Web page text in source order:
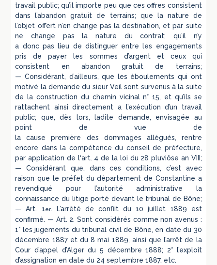
travail public; qu’il importe peu que ces offres consistent
dans l’abandon gratuit de terrains; que la nature de
l’objet offert n’en change pas la destination, et par suite
ne change pas la nature du contrat; qu’il n’y
a donc pas lieu de distinguer entre les engagements
pris de payer les sommes d’argent et ceux qui
consistent en abandon gratuit de terrains;
— Considérant, d’ailleurs, que les éboulements qui ont
motivé la demande du sieur Veil sont survenus à la suite
de la construction du chemin vicinal n° 15, et qu’ils se
rattachent ainsi directement a l’exécution d’un travail
public; que, dès lors, ladite demande, envisagée au
point de vue de
la cause première des dommages allégués, rentre
encore dans la compétence du conseil de préfecture,
par application de l‘art. 4 de la loi du 28 pluviôse an VIII;
— Considérant que, dans ces conditions, c’est avec
raison que le préfet du département de Constantine a
revendiqué pour l’autorité administrative la
connaissance du litige porté devant le tribunal de Bône;
— Art. 1er. L’arrêté de conflit du 10 juil­let 1889 est
confirmé. — Art. 2. Sont considérés comme non avenus :
1° les jugements du tribunal civil de Bône, en date du 30
décembre 1887 et du 8 mai 1889, ainsi que l’arrêt de la
Cour d’appel d’Alger du 5 décembre 1888; 2° l’exploit
d’assignation en date du 24 septembre 1887, etc.